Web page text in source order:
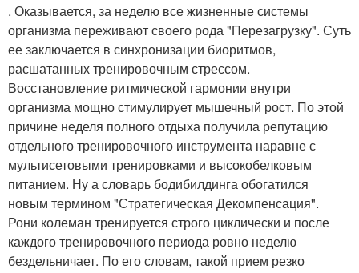
. Оказывается, за неделю все жизненные системы
организма переживают своего рода "Перезагрузку". Суть
ее заключается в синхронизации биоритмов,
расшатанных тренировочным стрессом.
Восстановление ритмической гармонии внутри
организма мощно стимулирует мышечный рост. По этой
причине неделя полного отдыха получила репутацию
отдельного тренировочного инструмента наравне с
мультисетовыми тренировками и высокобелковым
питанием. Ну а словарь бодибилдинга обогатился
новым термином "Стратегическая Декомпенсация".
Рони колеман тренируется строго циклически и после
каждого тренировочного периода ровно неделю
бездельничает. По его словам, такой прием резко